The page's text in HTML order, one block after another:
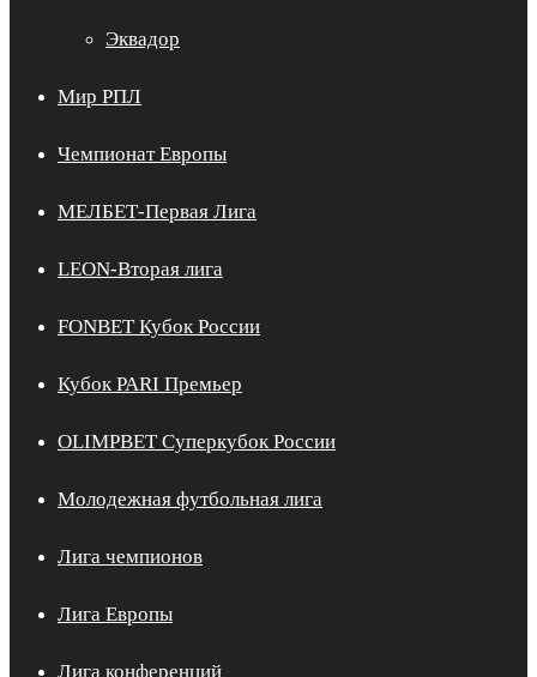
Эквадор
Мир РПЛ
Чемпионат Европы
МЕЛБЕТ-Первая Лига
LEON-Вторая лига
FONBET Кубок России
Кубок PARI Премьер
OLIMPBET Суперкубок России
Молодежная футбольная лига
Лига чемпионов
Лига Европы
Лига конференций